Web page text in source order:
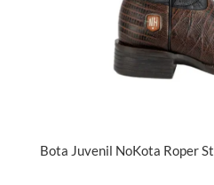
Bota Juvenil NoKota Roper